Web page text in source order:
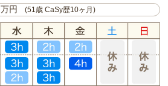
万円 (51歳 CaSy歴10ヶ月)